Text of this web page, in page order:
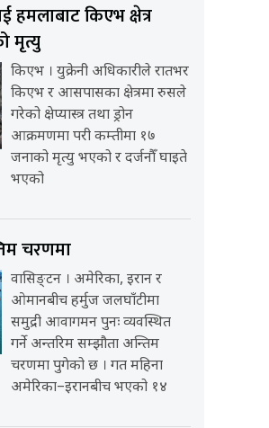
हमलाबाट किएभ क्षेत्र
मृत्यु
किएभ । युक्रेनी अधिकारीले रातभर
किएभ र आसपासका क्षेत्रमा रुसले
गरेको क्षेप्यास्त्र तथा ड्रोन
आक्रमणमा परी कम्तीमा १७
जनाको मृत्यु भएको र दर्जनौँ घाइते
भएको
चरणमा
वासिङ्टन । अमेरिका, इरान र
ओमानबीच हर्मुज जलघाँटीमा
समुद्री आवागमन पुनः व्यवस्थित
गर्ने अन्तरिम सम्झौता अन्तिम
चरणमा पुगेको छ । गत महिना
अमेरिका–इरानबीच भएको १४